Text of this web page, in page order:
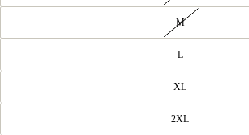
M
L
XL
2XL